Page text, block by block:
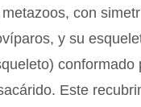
con
y su
conformado
Este